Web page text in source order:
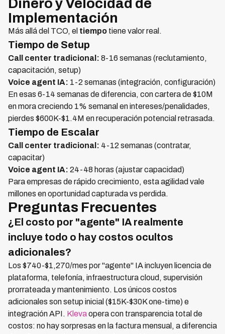
Dinero y Velocidad de
Implementación
Más allá del TCO, el tiempo tiene valor real.
Tiempo de Setup
Call center tradicional: 8-16 semanas (reclutamiento,
capacitación, setup)
Voice agent IA: 1-2 semanas (integración, configuración)
En esas 6-14 semanas de diferencia, con cartera de $10M
en mora creciendo 1% semanal en intereses/penalidades,
pierdes $600K-$1.4M en recuperación potencial retrasada.
Tiempo de Escalar
Call center tradicional: 4-12 semanas (contratar,
capacitar)
Voice agent IA: 24-48 horas (ajustar capacidad)
Para empresas de rápido crecimiento, esta agilidad vale
millones en oportunidad capturada vs perdida.
Preguntas Frecuentes
¿El costo por "agente" IA realmente
incluye todo o hay costos ocultos
adicionales?
Los $740-$1,270/mes por "agente" IA incluyen licencia de
plataforma, telefonía, infraestructura cloud, supervisión
prorrateada y mantenimiento. Los únicos costos
adicionales son setup inicial ($15K-$30K one-time) e
integración API. Klevaopera con transparencia total de
costos: no hay sorpresas en la factura mensual, a diferencia